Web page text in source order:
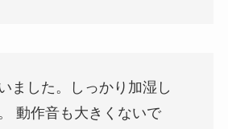
ました。しっかり加湿し
動作音も大きくないで